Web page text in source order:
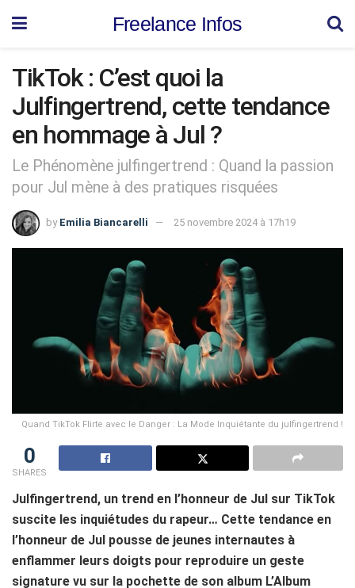
Freelance Infos
TikTok : C’est quoi la
Julfingertrend, cette tendance
en hommage à Jul ?
Le Phénomène julfingertrend : Quand la passion
pour Jul mène à des pratiques risquées
by Emilia Biancarelli 25 novembre 2024 à 17h19
Quand TikTok Flirte avec le Danger : La Mode Inquiétante du julfingertrend !
0
SHARES
Julfingertrend, un trend en l’honneur de Jul sur TikTok
suscite les inquiétudes du rapeur… Cette tendance en
l’honneur de Jul pousse de jeunes internautes à
enflammer leurs doigts pour reproduire un geste
signature vu sur la pochette de son album L’Album